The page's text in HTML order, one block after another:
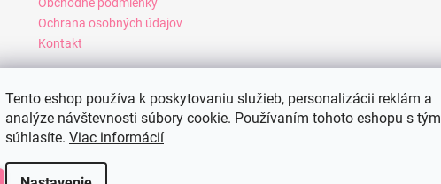
Tento eshop používa k poskytovaniu služieb, personalizácii reklám a
analýze návštevnosti súbory cookie. Používaním tohoto eshopu s tým
súhlasíte. Viac informácií
Obchodné podmienky
Ochrana osobných údajov
Kontakt
vyhradené.